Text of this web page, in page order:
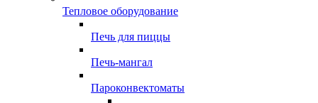
Тепловое оборудование
Печь для пиццы
Печь-мангал
Пароконвектоматы